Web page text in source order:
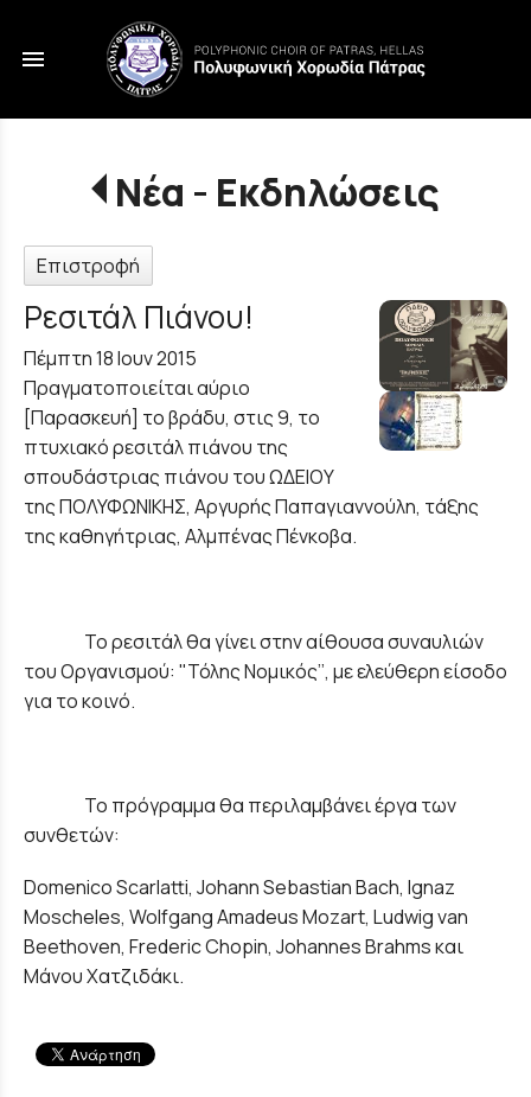
menu
Νέα - Εκδηλώσεις
Επιστροφή
Ρεσιτάλ Πιάνου!
Πέμπτη 18 Ιουν 2015
Πραγματοποιείται αύριο
[Παρασκευή] το βράδυ, στις 9, το
πτυχιακό ρεσιτάλ πιάνου της
σπουδάστριας πιάνου του ΩΔΕΙΟΥ
της ΠΟΛΥΦΩΝΙΚΗΣ, Αργυρής Παπαγιαννούλη, τάξης
της καθηγήτριας, Αλμπένας Πένκοβα.
Το ρεσιτάλ θα γίνει στην αίθουσα συναυλιών
του Οργανισμού: "Τόλης Νομικός’’, με ελεύθερη είσοδο
για το κοινό.
Το πρόγραμμα θα περιλαμβάνει έργα των
συνθετών:
Domenico Scarlatti, Johann Sebastian Bach, Ignaz
Moscheles, Wolfgang Amadeus Mozart, Ludwig van
Beethoven, Frederic Chopin, Johannes Brahms και
Μάνου Χατζιδάκι.